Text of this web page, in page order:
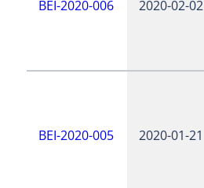
BEI-2020-006 2020-02-02
BEI-2020-005 2020-01-21